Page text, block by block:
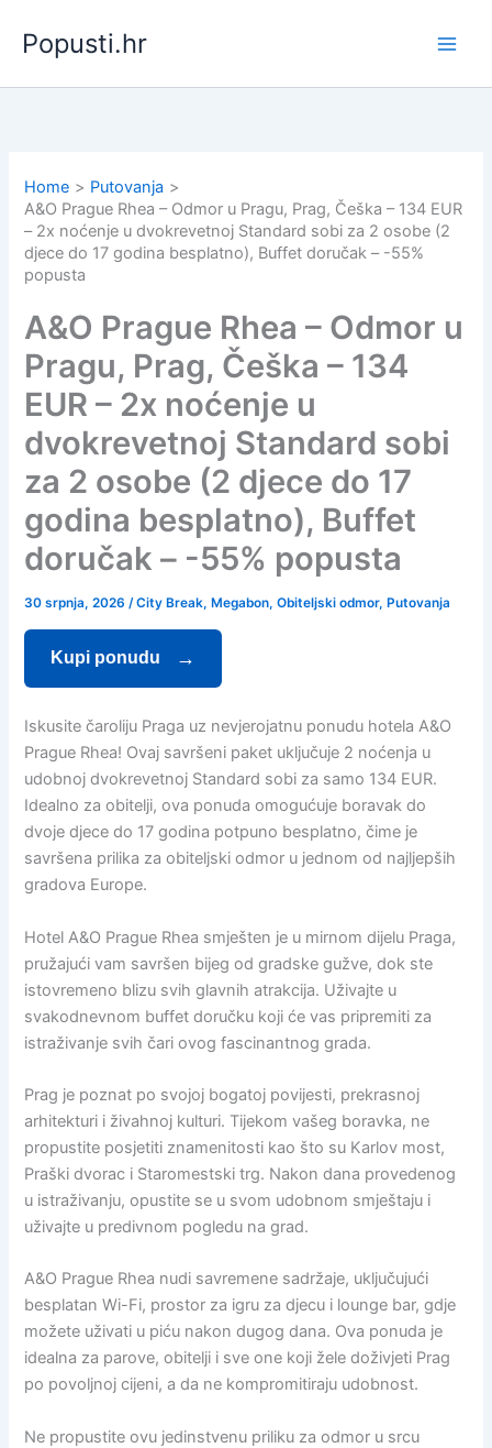
content
Popusti.hr
Home
Putovanja
A&O Prague Rhea – Odmor u Pragu, Prag, Češka – 134 EUR
– 2x noćenje u dvokrevetnoj Standard sobi za 2 osobe (2
djece do 17 godina besplatno), Buffet doručak – -55%
popusta
A&O Prague Rhea – Odmor u
Pragu, Prag, Češka – 134
EUR – 2x noćenje u
dvokrevetnoj Standard sobi
za 2 osobe (2 djece do 17
godina besplatno), Buffet
doručak – -55% popusta
30 srpnja, 2026/City Break, Megabon,Obiteljski odmor, Putovanja
Kupi ponudu
Iskusite čaroliju Praga uz nevjerojatnu ponudu hotela A&O
Prague Rhea! Ovaj savršeni paket uključuje 2 noćenja u
udobnoj dvokrevetnoj Standard sobi za samo 134 EUR.
Idealno za obitelji, ova ponuda omogućuje boravak do
dvoje djece do 17 godina potpuno besplatno, čime je
savršena prilika za obiteljski odmor u jednom od najljepših
gradova Europe.
Hotel A&O Prague Rhea smješten je u mirnom dijelu Praga,
pružajući vam savršen bijeg od gradske gužve, dok ste
istovremeno blizu svih glavnih atrakcija. Uživajte u
svakodnevnom buffet doručku koji će vas pripremiti za
istraživanje svih čari ovog fascinantnog grada.
Prag je poznat po svojoj bogatoj povijesti, prekrasnoj
arhitekturi i živahnoj kulturi. Tijekom vašeg boravka, ne
propustite posjetiti znamenitosti kao što su Karlov most,
Praški dvorac i Staromestski trg. Nakon dana provedenog
u istraživanju, opustite se u svom udobnom smještaju i
uživajte u predivnom pogledu na grad.
A&O Prague Rhea nudi savremene sadržaje, uključujući
besplatan Wi-Fi, prostor za igru za djecu i lounge bar, gdje
možete uživati u piću nakon dugog dana. Ova ponuda je
idealna za parove, obitelji i sve one koji žele doživjeti Prag
po povoljnoj cijeni, a da ne kompromitiraju udobnost.
Ne propustite ovu jedinstvenu priliku za odmor u srcu